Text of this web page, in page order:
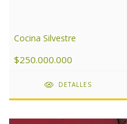
Cocina Silvestre
$250.000.000
DETALLES